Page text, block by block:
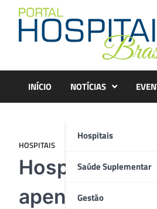
content
INÍCIO NOTÍCIAS
Hospitais
Saúde Suplementar
Gestão
HOSPITAIS
Hospital
apenas 4 dias